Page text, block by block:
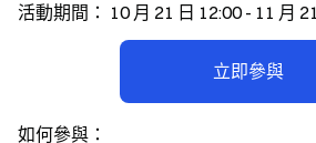
活動期間： 10 月 21 日 12:00 - 11 月
立即參與
如何參與：